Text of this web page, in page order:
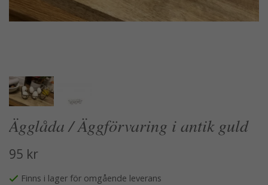
Ägglåda / Äggförvaring i antik guld
95 kr
Finns i lager för omgående leverans